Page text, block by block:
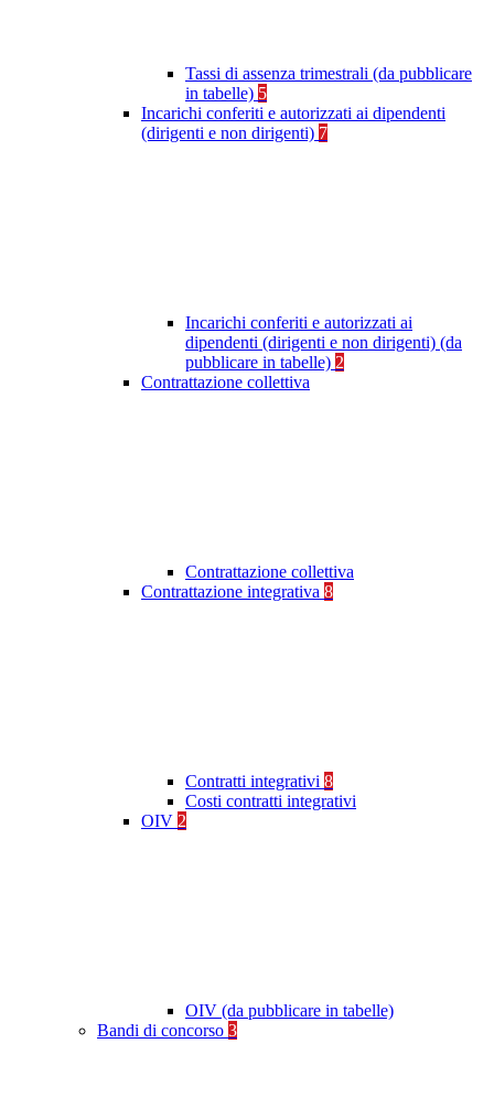
Tassi di assenza trimestrali (da pubblicare
in tabelle) 5
Incarichi conferiti e autorizzati ai dipendenti
(dirigenti e non dirigenti) 7
Incarichi conferiti e autorizzati ai
dipendenti (dirigenti e non dirigenti) (da
pubblicare in tabelle) 2
Contrattazione collettiva
Contrattazione collettiva
Contrattazione integrativa 8
Contratti integrativi 8
Costi contratti integrativi
OIV 2
OIV (da pubblicare in tabelle)
Bandi di concorso 3